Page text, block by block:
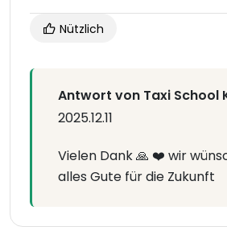
Nützlich
Antwort von Taxi School
2025.12.11
Vielen Dank 🙏 ❤️ wir
alles Gute für die Zukunft